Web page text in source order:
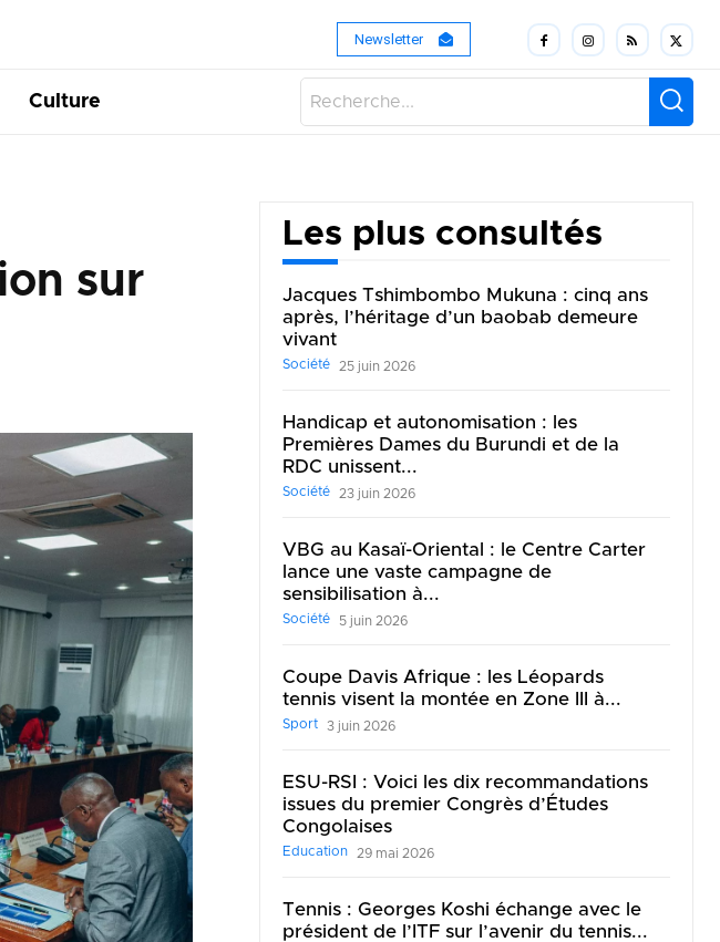
Newsletter
Culture Recherche...
sur
Les plus consultés
Jacques Tshimbombo Mukuna : cinq ans
après, l’héritage d’un baobab demeure
vivant
Société 25 juin 2026
Handicap et autonomisation : les
Premières Dames du Burundi et de la
RDC unissent...
Société 23 juin 2026
VBG au Kasaï-Oriental : le Centre Carter
lance une vaste campagne de
sensibilisation à...
Société 5 juin 2026
Coupe Davis Afrique : les Léopards
tennis visent la montée en Zone III à...
Sport 3 juin 2026
ESU-RSI : Voici les dix recommandations
issues du premier Congrès d’Études
Congolaises
Education 29 mai 2026
Tennis : Georges Koshi échange avec le
président de l’ITF sur l’avenir du tennis...